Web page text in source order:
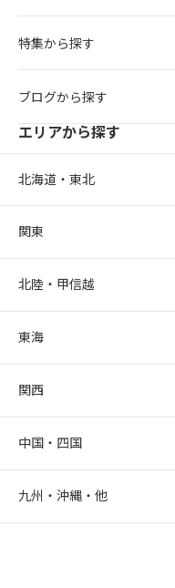
特集から探す
ブログから探す
エリアから探す
北海道・東北
関東
北陸・甲信越
東海
関西
中国・四国
九州・沖縄・他